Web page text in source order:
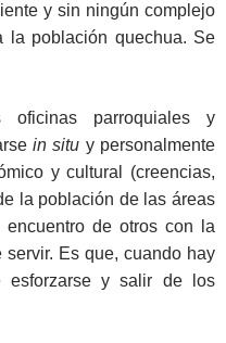
y sin ningún complejo
la población quechua. Se
parroquiales y
in situ y personalmente
y cultural (creencias,
la población de las áreas
de otros con la
Es que, cuando hay
esforzarse y salir de los